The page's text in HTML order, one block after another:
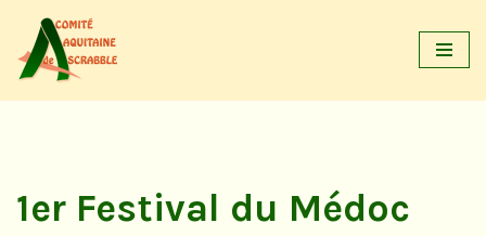
Aller
au
1er Festival du Médoc